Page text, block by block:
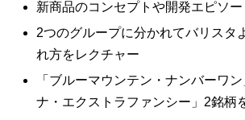
新商品のコンセプトや開発エピソ
2つのグループに分かれてバリスタ
れ方をレクチャー
「ブルーマウンテン・ナンバーワ
ナ・エクストラファンシー」2銘柄